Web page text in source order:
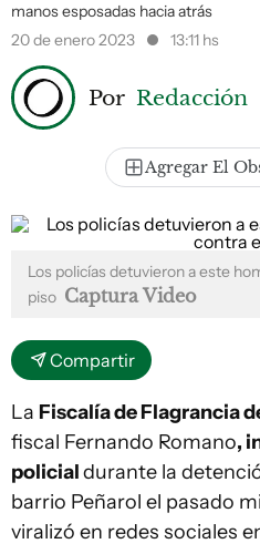
manos esposadas hacia atrás
20 de enero 2023
13:11 hs
Por Redacción
Agregar El
Los policías detuvieron a este
piso Captura Video
Compartir
La Fiscalía de Flagrancia
fiscal Fernando Romano,
policialdurante la
barrio Peñarol el pasado
viralizó en redes sociales